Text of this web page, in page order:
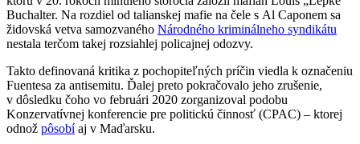
Buchalter. Na rozdiel od talianskej mafie na čele s Al Caponem sa
židovská vetva samozvaného Národného kriminálneho syndikátu
nestala terčom takej rozsiahlej policajnej odozvy.
Takto definovaná kritika z pochopiteľných príčin viedla k označeniu
Fuentesa za antisemitu. Ďalej preto pokračovalo jeho zrušenie,
v dôsledku čoho vo februári 2020 zorganizoval podobu
Konzervatívnej konferencie pre politickú činnosť (CPAC) – ktorej
odnož pôsobíaj v Maďarsku.